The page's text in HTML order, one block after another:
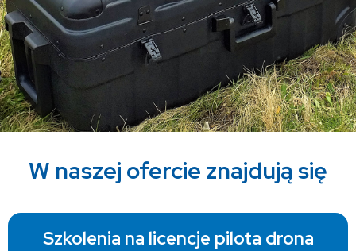
W naszej ofercie znajdują się
Szkolenia na licencje pilota drona